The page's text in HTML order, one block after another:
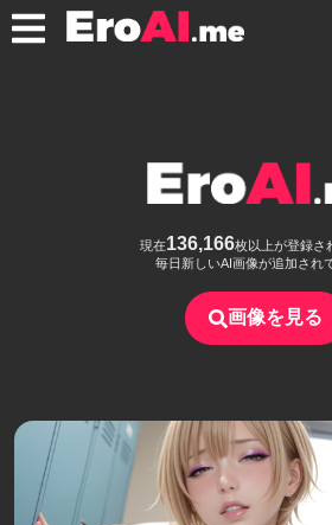
現在136,166枚以上が登録さ
毎日新しいAI画像が追加され
画像を見る